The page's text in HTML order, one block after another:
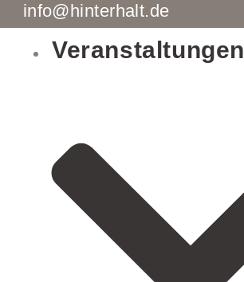
info@hinterhalt.de
Veranstaltungen